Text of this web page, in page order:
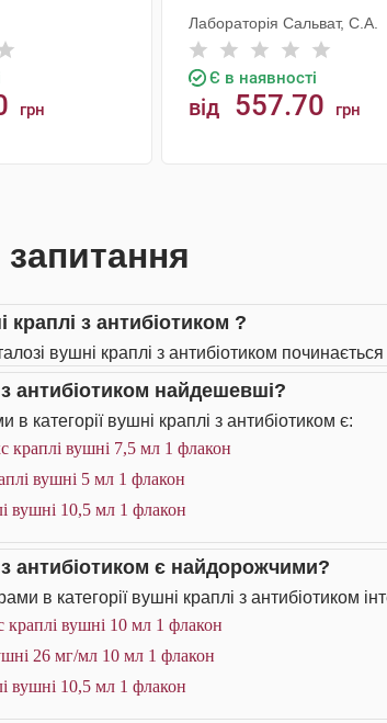
грн
Лабораторія Сальват, С.А.
Є в наявності
від 557.70 грн
краплі з антибіотиком ?
вушні краплі з антибіотиком
антибіотиком найдешевші?
категорії вушні краплі з антибіотиком є:
вушні 7,5 мл 1 флакон
вушні 5 мл 1 флакон
вушні 10,5 мл 1 флакон
з антибіотиком є найдорожчими?
в категорії вушні краплі з антибіотиком
вушні 10 мл 1 флакон
26 мг/мл 10 мл 1 флакон
вушні 10,5 мл 1 флакон